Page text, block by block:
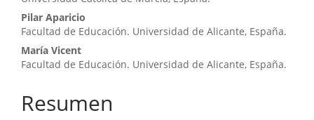
Pilar Aparicio
Facultad de Educación. Universidad de Alicante, España.
María Vicent
Facultad de Educación. Universidad de Alicante, España.
Resumen